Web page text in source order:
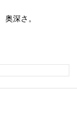
奥深さ。